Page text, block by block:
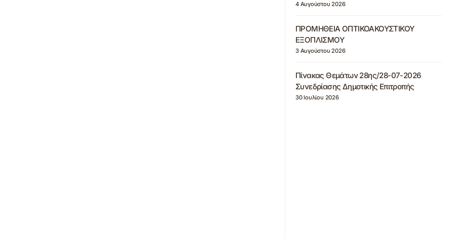
4 Αυγούστου 2026
ΠΡΟΜΗΘΕΙΑ ΟΠΤΙΚΟΑΚΟΥΣΤΙΚΟΥ
ΕΞΟΠΛΙΣΜΟΥ
3 Αυγούστου 2026
Πίνακας Θεμάτων 28ης/28-07-2026
Συνεδρίασης Δημοτικής Επιτροπής
30 Ιουλίου 2026